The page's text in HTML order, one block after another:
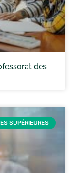
des
SUPÉRIEURES